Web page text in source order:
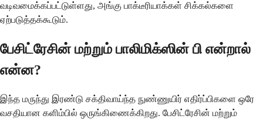
வடிவமைக்கப்பட்டுள்ளது, அங்கு பாக்டீரியாக்கள் சிக்கல்களை
ஏற்படுத்தக்கூடும்.
பேசிட்ரேசின் மற்றும் பாலிமிக்ஸின் பி என்றால்
என்ன?
இந்த மருந்து இரண்டு சக்திவாய்ந்த நுண்ணுயிர் எதிர்ப்பிகளை ஒரே
வசதியான களிம்பில் ஒருங்கிணைக்கிறது. பேசிட்ரேசின் மற்றும்